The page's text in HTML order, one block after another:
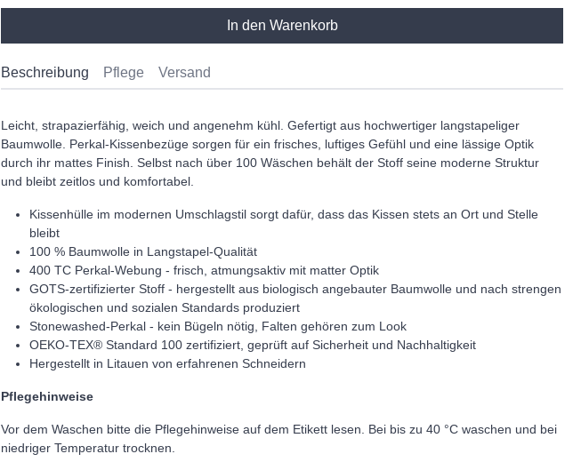
In den Warenkorb
Beschreibung Pflege Versand
Leicht, strapazierfähig, weich und angenehm kühl. Gefertigt aus hochwertiger langstapeliger
Baumwolle. Perkal-Kissenbezüge sorgen für ein frisches, luftiges Gefühl und eine lässige Optik
durch ihr mattes Finish. Selbst nach über 100 Wäschen behält der Stoff seine moderne Struktur
und bleibt zeitlos und komfortabel.
Kissenhülle im modernen Umschlagstil sorgt dafür, dass das Kissen stets an Ort und Stelle
bleibt
100 % Baumwolle in Langstapel-Qualität
400 TC Perkal-Webung - frisch, atmungsaktiv mit matter Optik
GOTS-zertifizierter Stoff - hergestellt aus biologisch angebauter Baumwolle und nach strengen
ökologischen und sozialen Standards produziert
Stonewashed-Perkal - kein Bügeln nötig, Falten gehören zum Look
OEKO-TEX® Standard 100 zertifiziert, geprüft auf Sicherheit und Nachhaltigkeit
Hergestellt in Litauen von erfahrenen Schneidern
Pflegehinweise
Vor dem Waschen bitte die Pflegehinweise auf dem Etikett lesen. Bei bis zu 40 °C waschen und bei
niedriger Temperatur trocknen.